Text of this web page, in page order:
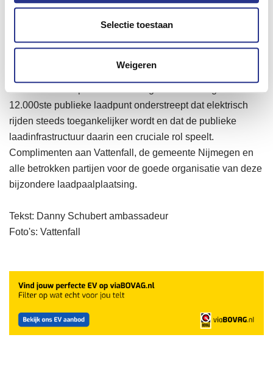
Selectie toestaan
Weigeren
gaf een mooi inkijkje in de techniek achter een voorziening
die veel mensen dagelijks gebruiken zonder erbij stil te
staan hoeveel werk eraan voorafgaat".
leerzame en inspirerende middag. De onthulling van het
12.000ste publieke laadpunt onderstreept dat elektrisch
rijden steeds toegankelijker wordt en dat de publieke
laadinfrastructuur daarin een cruciale rol speelt.
Complimenten aan Vattenfall, de gemeente Nijmegen en
alle betrokken partijen voor de goede organisatie van deze
bijzondere laadpaalplaatsing.
Tekst: Danny Schubert ambassadeur
Foto's: Vattenfall